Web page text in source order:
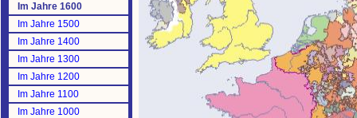
Im Jahre 1600
Im Jahre 1500
Im Jahre 1400
Im Jahre 1300
Im Jahre 1200
Im Jahre 1100
Im Jahre 1000